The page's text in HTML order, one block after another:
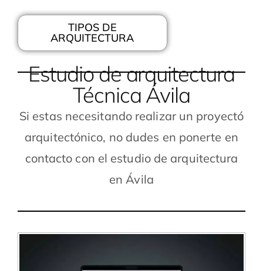
TIPOS DE
ARQUITECTURA
Estudio de arquitectura
Técnica Ávila
Si estas necesitando realizar un proyectó
arquitectónico, no dudes en ponerte en
contacto con el estudio de arquitectura
en Ávila